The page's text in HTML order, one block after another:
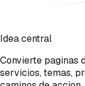
Idea central
Convierte paginas
servicios, temas,